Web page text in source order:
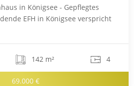
in Königsee - Gepflegtes
EFH in Königsee verspricht
142 m² 4
69.000 €